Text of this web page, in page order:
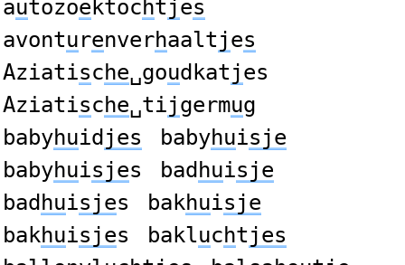
autozoe ktochtjes
avonturenverhaaltjes
Aziatische␣goudkatjes
Aziatische␣tijgermug
babyhuid jes babyhuisje
babyhuisjes bad huisje
bad huisjes bakhuisje
bakhuisjes bakluchtjes